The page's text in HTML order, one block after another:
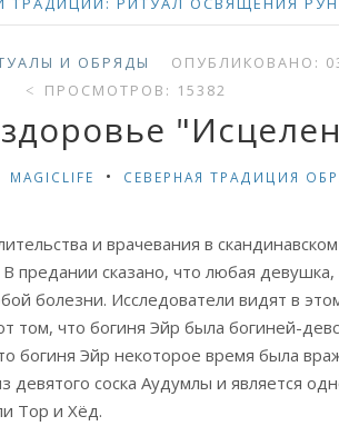
И ОБРЯДЫ ОПУБЛИКОВАНО:
ПРОСМОТРОВ: 15382
MAGICLIFE СЕВЕРНАЯ ТРАДИЦИЯ
и врачевания в
предании сказано, что любая
болезни. Исследователи видят в
том, что богиня Эйр была богиней-
богиня Эйр некоторое время была
соска Аудумлы и является
Тор и Хёд.